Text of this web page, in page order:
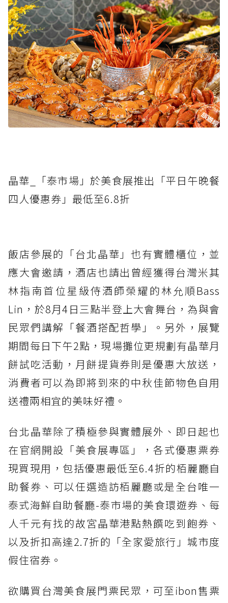
晶華_「泰市場」於美食展推出「平日午晚餐
四人優惠券」最低至6.8折
飯店參展的「台北晶華」也有實體櫃位，並
應大會邀請，酒店也請出曾經獲得台灣米其
林指南首位星級侍酒師榮耀的林允順Bass
Lin，於8月4日三點半登上大會舞台，為與會
民眾們講解「餐酒搭配哲學」。另外，展覽
期間每日下午2點，現場攤位更規劃有晶華月
餅試吃活動，月餅提貨券則是優惠大放送，
消費者可以為即將到來的中秋佳節物色自用
送禮兩相宜的美味好禮。
台北晶華除了積極參與實體展外、即日起也
在官網開設「美食展專區」，各式優惠票券
現買現用，包括優惠最低至6.4折的栢麗廳自
助餐券、可以任選造訪栢麗廳或是全台唯一
泰式海鮮自助餐廳-泰市場的美食環遊券、每
人千元有找的故宮晶華港點熱饌吃到飽券、
以及折扣高達2.7折的「全家愛旅行」城市度
假住宿券。
欲購買台灣美食展門票民眾，可至ibon售票